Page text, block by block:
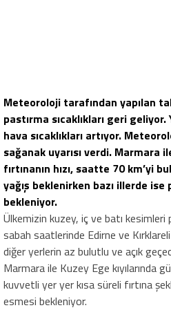
Meteoroloji tarafından yapılan
pastırma sıcaklıkları geri
hava sıcaklıkları artıyor.
sağanak uyarısı verdi. Marmara
fırtınanın hızı, saatte 70 km’yi
yağış beklenirken bazı illerde
bekleniyor.
Ülkemizin kuzey, iç ve batı kesimleri
sabah saatlerinde Edirne ve
diğer yerlerin az bulutlu ve açık
Marmara ile Kuzey Ege kıyılarında
kuvvetli yer yer kısa süreli fırtına
esmesi bekleniyor.